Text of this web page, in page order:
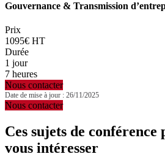
Gouvernance & Transmission
Prix
1095€ HT
Durée
1 jour
7 heures
Nous contacter
Date de mise à jour : 26/11/2025
Nous contacter
Ces sujets de conférence
vous intéresser